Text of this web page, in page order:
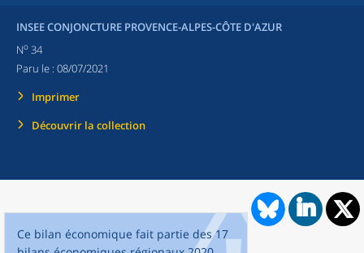
INSEE CONJONCTURE PROVENCE-ALPES-CÔTE D'AZUR
No 34
Paru le : 08/07/2021
Imprimer
Découvrir la collection
Ce bilan économique fait partie des 17